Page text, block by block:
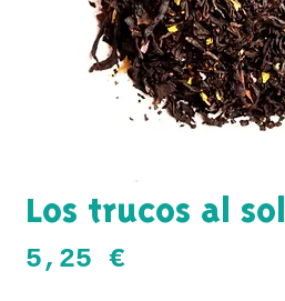
Los trucos al sol
5,25 €